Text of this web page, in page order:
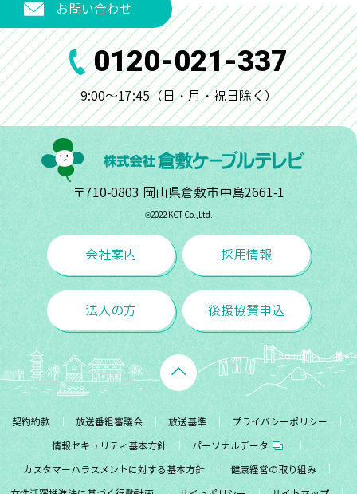
お問い合わせ
0120-021-337
9:00～17:45（日・月・祝日除く）
〒710-0803 岡山県倉敷市中島2661-1
©︎2022 KCT Co.,Ltd.
会社案内 採用情報
法人の方 後援協賛申込
契約約款 放送番組審議会 放送基準
プライバシーポリシー
情報セキュリティ基本方針
パーソナルデータ
カスタマーハラスメントに対する基本方針
健康経営の取り組み